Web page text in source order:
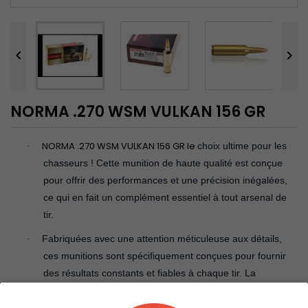
 
NORMA .270 WSM VULKAN 156 GR
· NORMA .270 WSM VULKAN 156 GR le choix ultime pour les
chasseurs ! Cette munition de haute qualité est conçue
pour offrir des performances et une précision inégalées,
ce qui en fait un complément essentiel à tout arsenal de
tir.
·
Fabriquées avec une attention méticuleuse aux détails,
ces munitions sont spécifiquement conçues pour fournir
des résultats constants et fiables à chaque tir. La